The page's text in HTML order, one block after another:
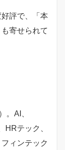
評で、「本
寄せられて
。AI、
HRテック、
ィンテック